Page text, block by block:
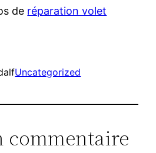
de réparation volet
Uncategorized
commentaire